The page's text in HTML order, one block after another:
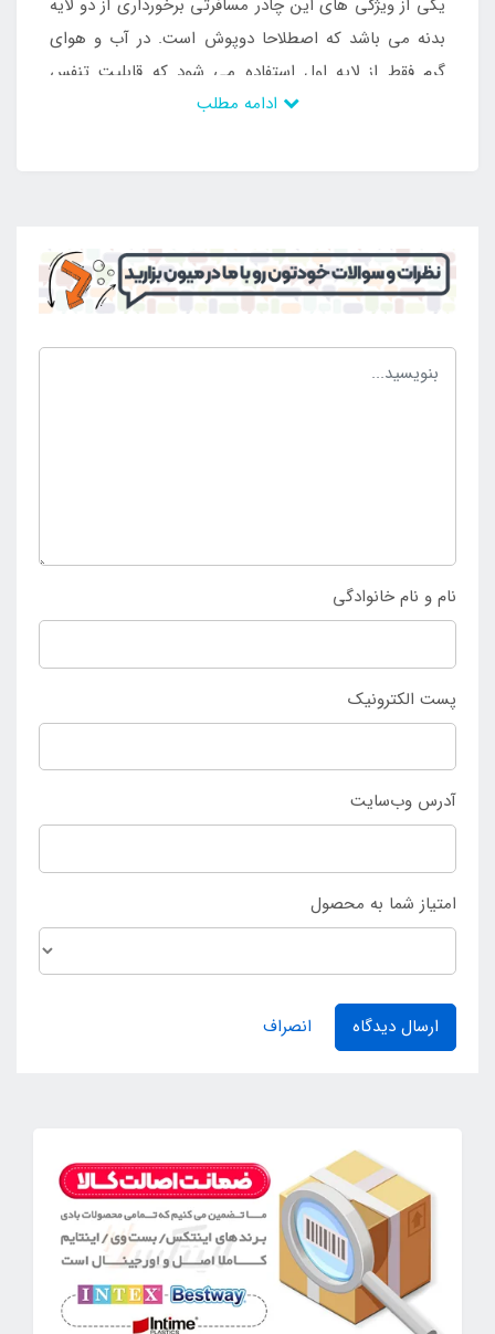
یکی از ویژگی های این چادر مسافرتی برخورداری از دو لایه
بدنه می باشد که اصطلاحا دوپوش است. در آب و هوای
گرم فقط از لایه اول استفاده می شود که قابلیت تنفس
داشته و دارای تهویه و توری می باشد. هوای داخل چادر
از دیگر ویژگی های این محصول برخورداری از اسکلت بسیار
سبک و مقاوم است. پایه های این چادر مسافرتی از
داشته و هم چنین دارای وزن کمی می باشد. به این ترتیب
پرو YUNCHUAN SERIES TENTS با ارزان ترین قیمت و
بالاترین درجه کیفی به سایت
نام و نام خانوادگی
پست الکترونیک
آدرس وب‌سایت
امتیاز شما به محصول
ارسال دیدگاه انصراف